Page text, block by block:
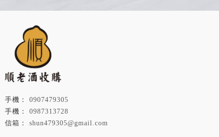
0987313728
0907479305
shun479305@gmail.com